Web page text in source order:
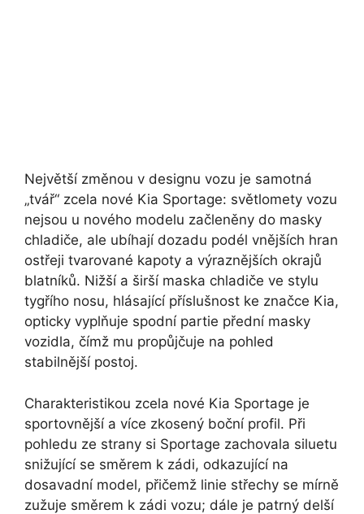
Největší změnou v designu vozu je samotná
„tvář“ zcela nové Kia Sportage: světlomety vozu
nejsou u nového modelu začleněny do masky
chladiče, ale ubíhají dozadu podél vnějších hran
ostřeji tvarované kapoty a výraznějších okrajů
blatníků. Nižší a širší maska chladiče ve stylu
tygřího nosu, hlásající příslušnost ke značce Kia,
opticky vyplňuje spodní partie přední masky
vozidla, čímž mu propůjčuje na pohled
stabilnější postoj.
Charakteristikou zcela nové Kia Sportage je
sportovnější a více zkosený boční profil. Při
pohledu ze strany si Sportage zachovala siluetu
snižující se směrem k zádi, odkazující na
dosavadní model, přičemž linie střechy se mírně
zužuje směrem k zádi vozu; dále je patrný delší